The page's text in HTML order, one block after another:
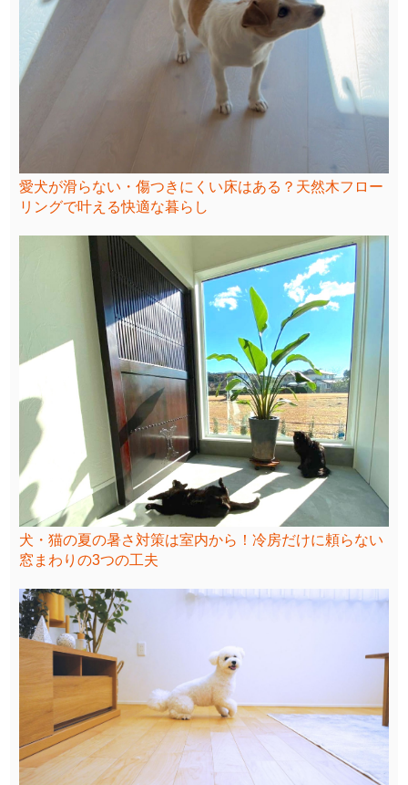
愛犬が滑らない・傷つきにくい床はある？天然木フロー
リングで叶える快適な暮らし
犬・猫の夏の暑さ対策は室内から！冷房だけに頼らない
窓まわりの3つの工夫